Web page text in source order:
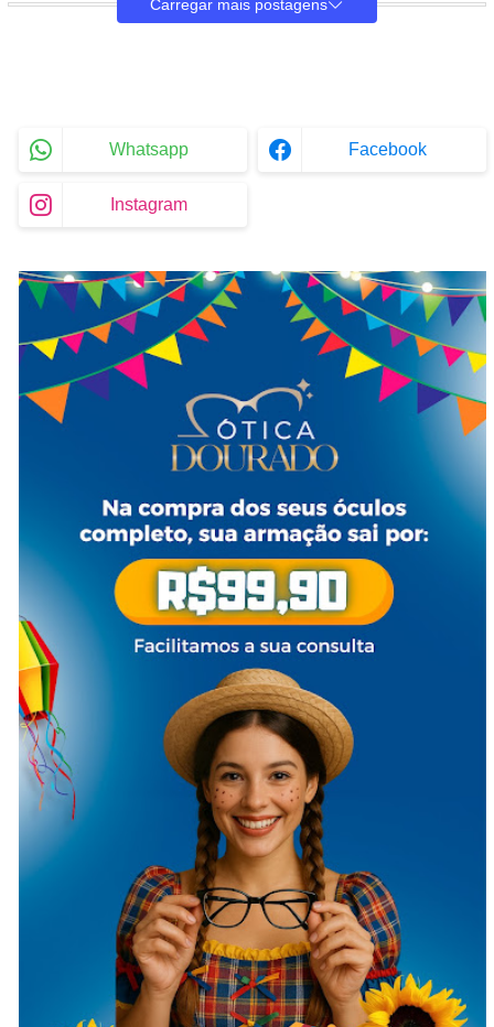
Carregar mais postagens
Whatsapp Facebook
Instagram